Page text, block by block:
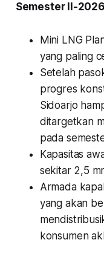
Semester II-
Mini LNG
yang paling
Setelah
progres
Sidoarjo
ditargetkan
pada
Kapasitas
sekitar 2,5
Armada
yang akan
konsumen